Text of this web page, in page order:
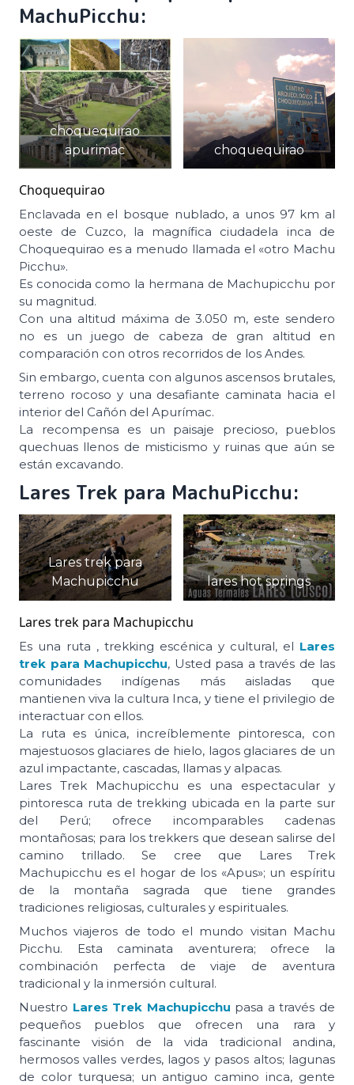
MachuPicchu:
choquequirao
apurimac
choquequirao
Choquequirao
Enclavada en el bosque nublado, a unos 97 km al
oeste de Cuzco, la magnífica ciudadela inca de
Choquequirao es a menudo llamada el «otro Machu
Picchu».
Es conocida como la hermana de Machupicchu por
su magnitud.
Con una altitud máxima de 3.050 m, este sendero
no es un juego de cabeza de gran altitud en
comparación con otros recorridos de los Andes.
Sin embargo, cuenta con algunos ascensos brutales,
terreno rocoso y una desafiante caminata hacia el
interior del Cañón del Apurímac.
La recompensa es un paisaje precioso, pueblos
quechuas llenos de misticismo y ruinas que aún se
están excavando.
Lares Trek para MachuPicchu:
Lares trek para
Machupicchu
lares hot springs
Lares trek para Machupicchu
Es una ruta , trekking escénica y cultural, el Lares
trek para Machupicchu, Usted pasa a través de las
comunidades indígenas más aisladas que
mantienen viva la cultura Inca, y tiene el privilegio de
interactuar con ellos.
La ruta es única, increíblemente pintoresca, con
majestuosos glaciares de hielo, lagos glaciares de un
azul impactante, cascadas, llamas y alpacas.
Lares Trek Machupicchu es una espectacular y
pintoresca ruta de trekking ubicada en la parte sur
del Perú; ofrece incomparables cadenas
montañosas; para los trekkers que desean salirse del
camino trillado. Se cree que Lares Trek
Machupicchu es el hogar de los «Apus»; un espíritu
de la montaña sagrada que tiene grandes
tradiciones religiosas, culturales y espirituales.
Muchos viajeros de todo el mundo visitan Machu
Picchu. Esta caminata aventurera; ofrece la
combinación perfecta de viaje de aventura
tradicional y la inmersión cultural.
Nuestro Lares Trek Machupicchu pasa a través de
pequeños pueblos que ofrecen una rara y
fascinante visión de la vida tradicional andina,
hermosos valles verdes, lagos y pasos altos; lagunas
de color turquesa; un antiguo camino inca, gente